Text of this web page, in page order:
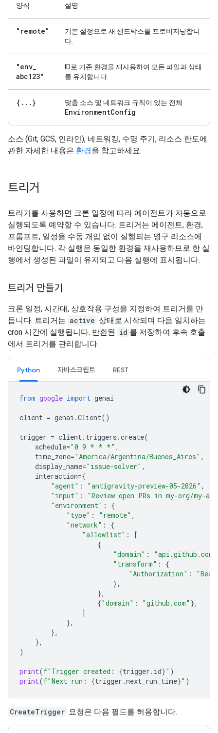
양식 설명
"remote"
기본 설정으로 새 샌드박스를 프로비저닝합니
다.
"env_
abc123"
ID로 기존 환경을 재사용하여 모든 파일과 상태
를 유지합니다.
{ . . . } 맞춤 소스 및 네트워크 규칙이 있는 전체
EnvironmentConfig
소스 (Git, GCS, 인라인), 네트워킹, 수명 주기, 리소스 한도에
관한 자세한 내용은 환경을 참고하세요.
트리거
트리거를 사용하면 크론 일정에 따라 에이전트가 자동으로
실행되도록 예약할 수 있습니다. 트리거는 에이전트, 환경,
프롬프트, 일정을 수동 개입 없이 실행되는 영구 리소스에
바인딩합니다. 각 실행은 동일한 환경을 재사용하므로 한 실
행에서 생성된 파일이 유지되고 다음 실행에 표시됩니다.
트리거 만들기
크론 일정, 시간대, 상호작용 구성을 지정하여 트리거를 만
듭니다. 트리거는 active 상태로 시작되며 다음 일치하는
cron 시간에 실행됩니다. 반환된 id 를 저장하여 후속 호출
에서 트리거를 관리합니다.
Python 자바스크립트 REST
from google import genai
client = genai .Client()
trigger = client. triggers .create(
schedule="0 9 * * *" ,
time_zone="America/Argentina/Buenos_Aires" ,
display_name="issue-solver" ,
interaction={
"agent" : "antigravity-preview-05-2026" ,
"input" :
"Review open PRs in my-org/my-
"environment" :
{
"type" : "remote" ,
"network" :
{
"allowlist" :
[
{
"domain" : "api.github.com"
"transform" :
{
"Authorization" :
},
},
{"domain" : "github.com" },
]
},
},
},
)
print(f"Trigger created: {trigger . id}" )
print(f"Next run: {trigger .next_run_time}" )
CreateTrigger 요청은 다음 필드를 허용합니다.